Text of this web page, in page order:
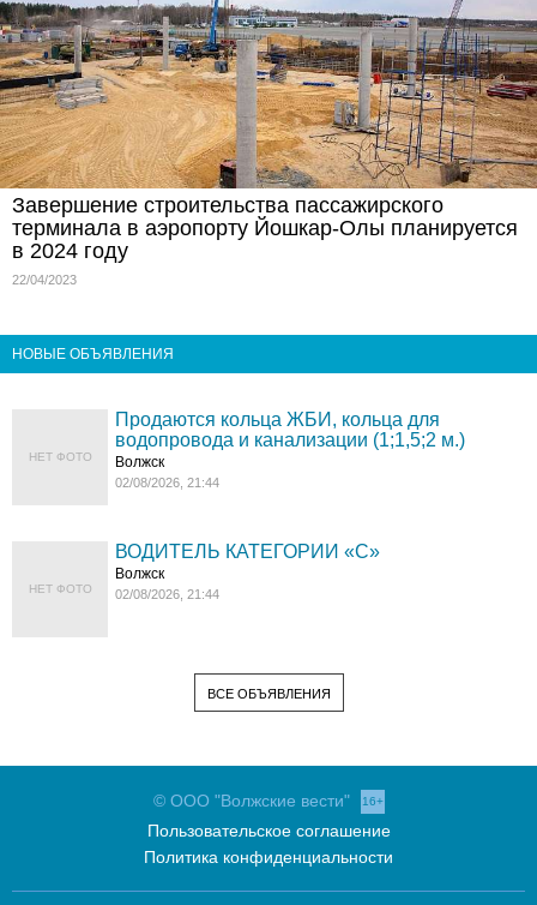
Завершение строительства пассажирского
терминала в аэропорту Йошкар-Олы планируется
в 2024 году
22/04/2023
НОВЫЕ ОБЪЯВЛЕНИЯ
НЕТ ФОТО
Продаются кольца ЖБИ, кольца для
водопровода и канализации (1;1,5;2 м.)
Волжск
02/08/2026, 21:44
НЕТ ФОТО
ВОДИТЕЛЬ КАТЕГОРИИ «C»
Волжск
02/08/2026, 21:44
ВСЕ ОБЪЯВЛЕНИЯ
© ООО "Волжские вести" 16+
Пользовательское соглашение
Политика конфиденциальности